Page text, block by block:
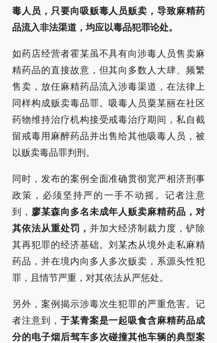
毒人员，只要向吸贩毒人员贩卖，导致麻精药
品流入非法渠道，均应以毒品犯罪论处。
如药店经营者霍某虽不具有向涉毒人员售卖麻
精药品的直接故意，但其向多数人大肆、频繁
售卖，放任麻精药品流入涉毒渠道，在法律上
同样构成贩卖毒品罪。吸毒人员粟某丽在社区
药物维持治疗机构接受戒毒治疗期间，私自截
留戒毒用麻醉药品并出售给其他吸毒人员，被
以贩卖毒品罪判刑。
同时，发布的案例全面准确贯彻宽严相济刑事
政策，必须坚持严的一手不动摇。记者注意
到， 廖某森向多名未成年人贩卖麻精药品，对
其依法从重处罚， 并加大经济制裁力度，铲除
其再犯罪的经济基础。刘某杰从境外走私麻精
药品，并在境内向多人多次贩卖，系源头性犯
罪，且情节严重，对其依法从严惩处。
另外，案例揭示涉毒次生犯罪的严重危害。记
者注意到， 于某青案是一起吸食含麻精药品成
分的电子烟后驾车多次碰撞其他车辆的典型案